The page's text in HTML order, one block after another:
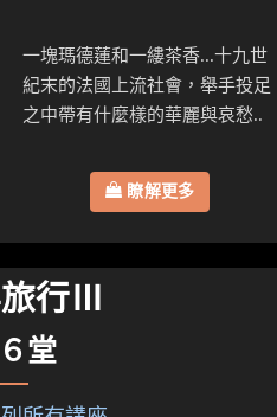
一塊瑪德蓮和一縷茶香...十九世
紀末的法國上流社會，舉手投足
之中帶有什麼樣的華麗與哀愁..
瞭解更多
行Ⅲ
堂